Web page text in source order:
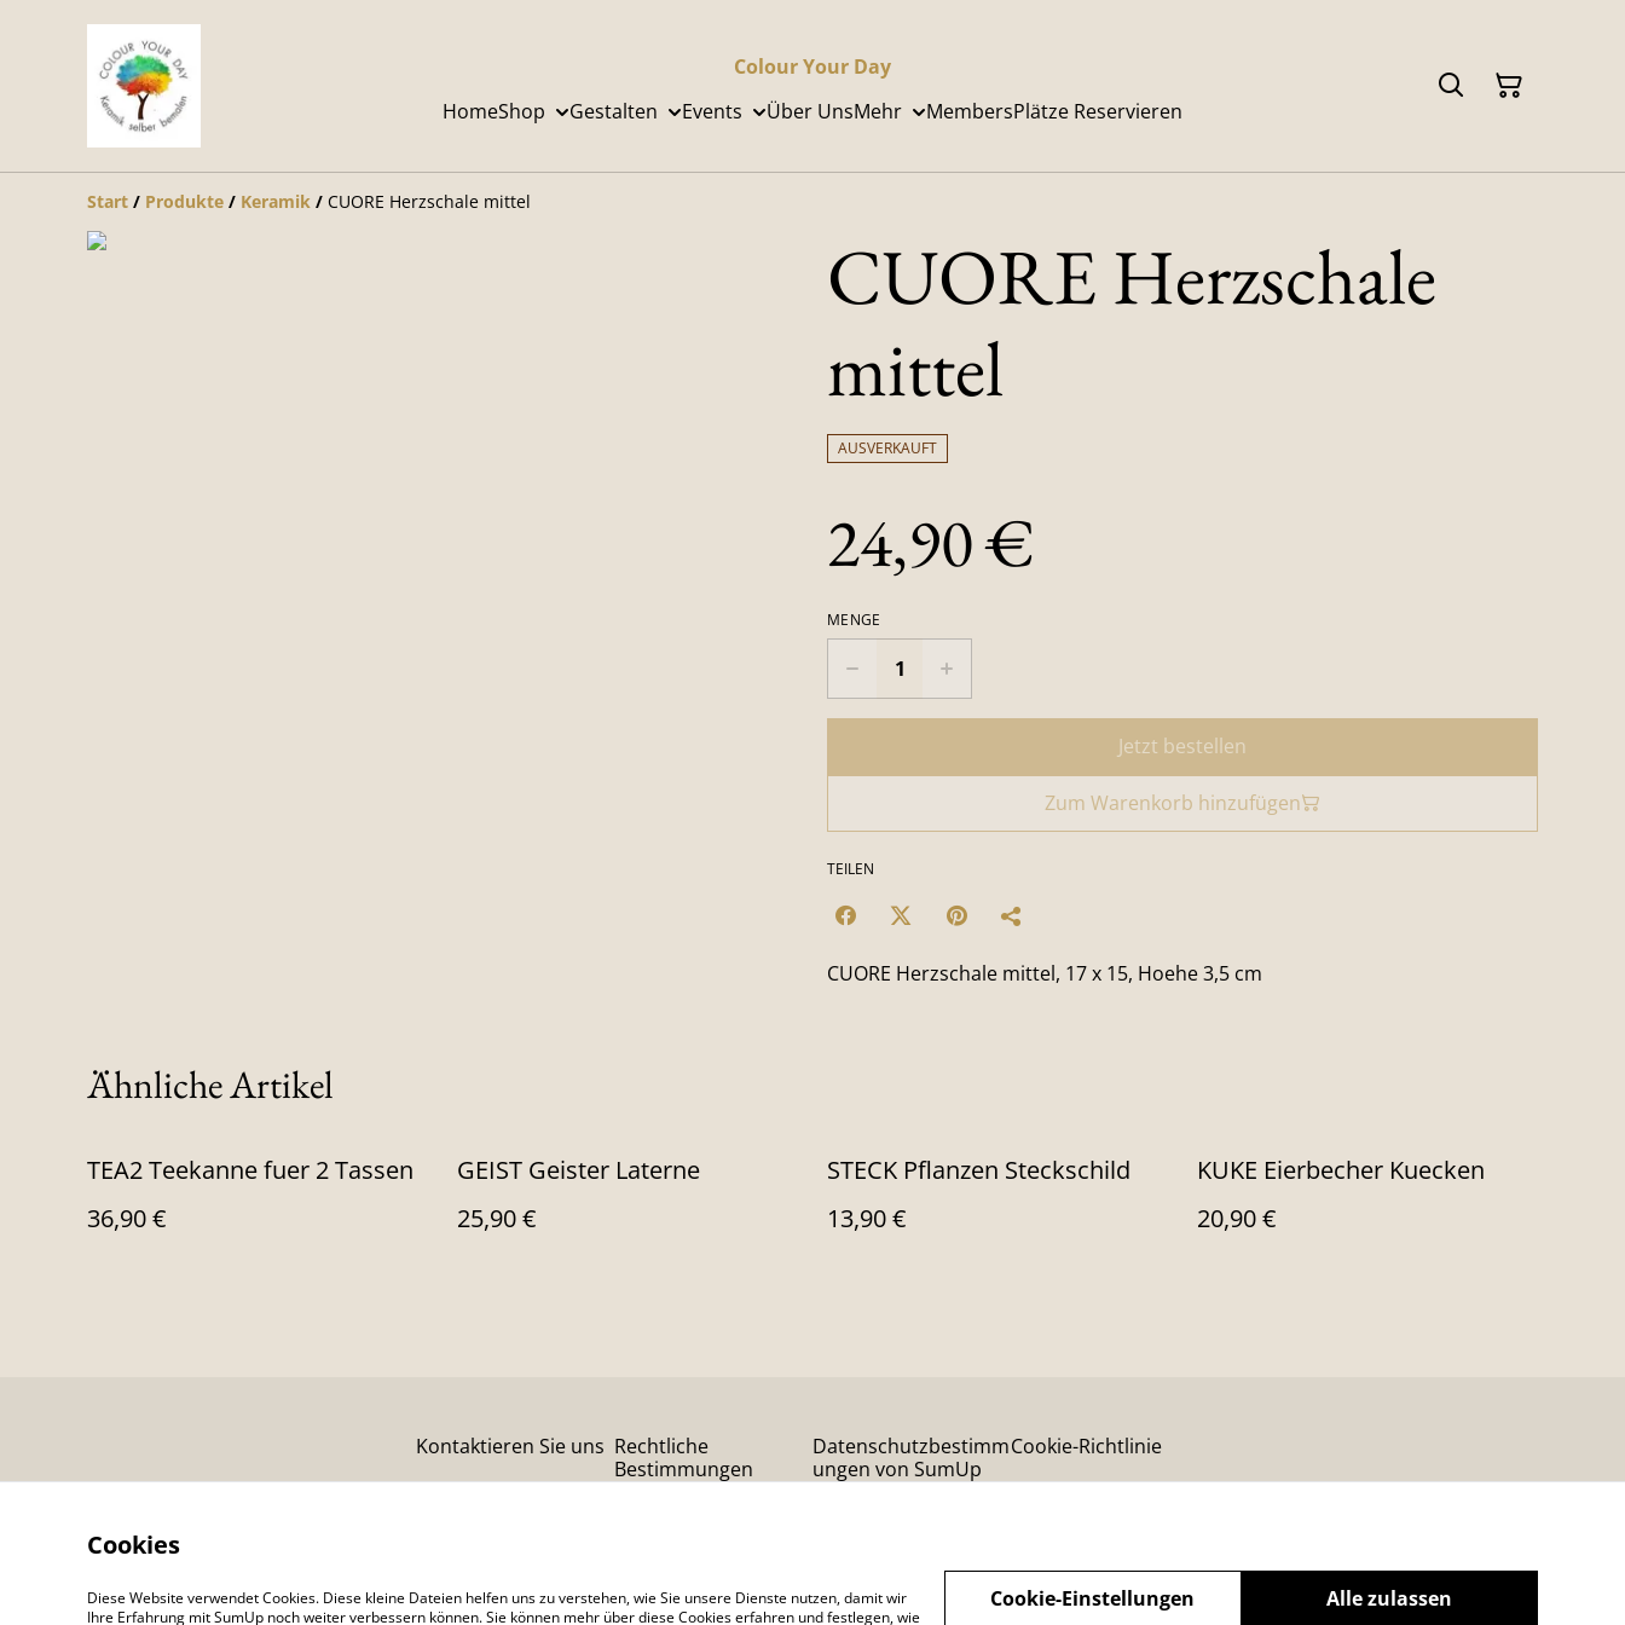
Colour Your Day
HomeShop Gestalten Events Über UnsMehr MembersPlätze Reservieren
Start / Produkte / Keramik / CUORE Herzschale mittel
CUORE Herzschale
mittel
AUSVERKAUFT
24,90 €
MENGE
Jetzt bestellen
Zum Warenkorb hinzufügen
TEILEN
CUORE Herzschale mittel, 17 x 15, Hoehe 3,5 cm
Ähnliche Artikel
TEA2 Teekanne fuer 2 Tassen
36,90 €
GEIST Geister Laterne
25,90 €
STECK Pflanzen Steckschild
13,90 €
KUKE Eierbecher Kuecken
20,90 €
Kontaktieren Sie uns Rechtliche
Bestimmungen
Datenschutzbestimm
ungen von SumUp
Cookie-Richtlinie
Cookies
Diese Website verwendet Cookies. Diese kleine Dateien helfen uns zu verstehen, wie Sie unsere Dienste nutzen, damit wir
Ihre Erfahrung mit SumUp noch weiter verbessern können. Sie können mehr über diese Cookies erfahren und festlegen, wie
Alle zulassen
Cookie-Einstellungen